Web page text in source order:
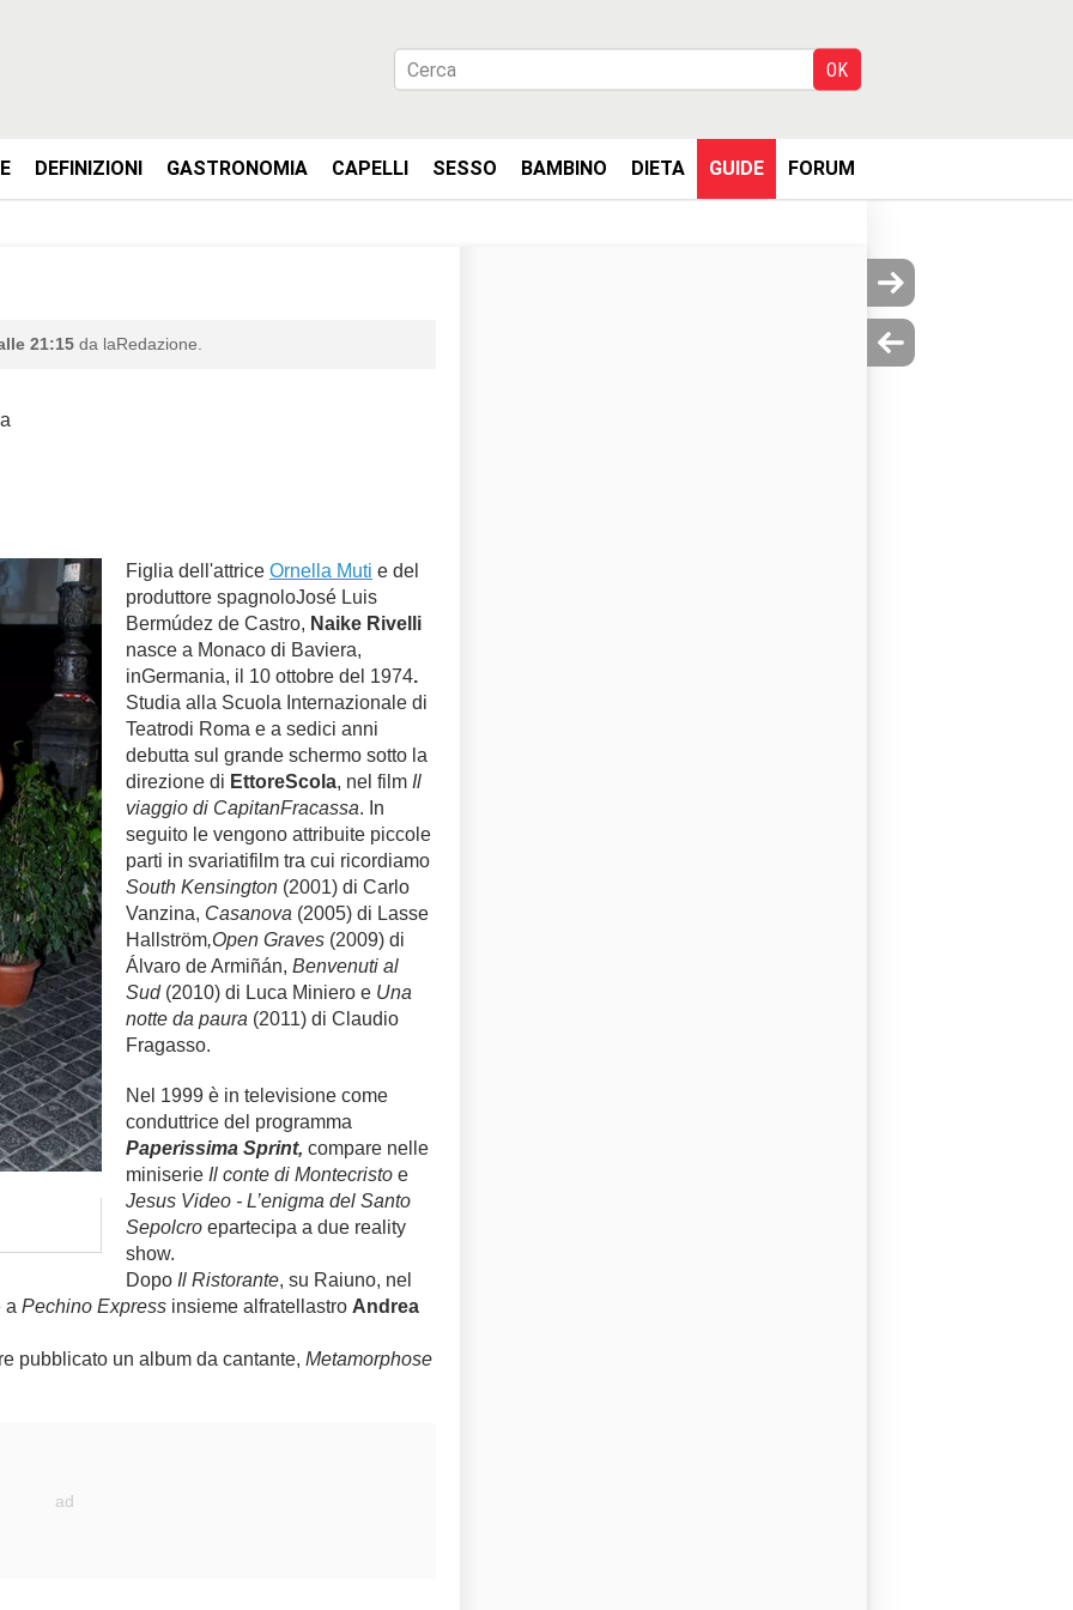
DEFINIZIONI GASTRONOMIA CAPELLI SESSO BAMBINO DIETA GUIDE FORUM
21:15 da laRedazione.
Figlia dell'attrice Ornella Muti e del
produttore spagnoloJosé Luis
Bermúdez de Castro, Naike Rivelli
nasce a Monaco di Baviera,
inGermania, il 10 ottobre del 1974.
Studia alla Scuola Internazionale di
Teatrodi Roma e a sedici anni
debutta sul grande schermo sotto la
direzione di EttoreScola, nel film Il
viaggio di CapitanFracassa. In
seguito le vengono attribuite piccole
parti in svariatifilm tra cui ricordiamo
South Kensington (2001) di Carlo
Vanzina, Casanova (2005) di Lasse
Hallström,Open Graves (2009) di
Álvaro de Armiñán, Benvenuti al
Sud (2010) di Luca Miniero e Una
notte da paura (2011) di Claudio
Fragasso.
Nel 1999 è in televisione come
conduttrice del programma
Paperissima Sprint, compare nelle
miniserie Il conte di Montecristo e
Jesus Video - L’enigma del Santo
Sepolcro epartecipa a due reality
show.
Dopo Il Ristorante, su Raiuno, nel
a Pechino Express insieme alfratellastro Andrea
pubblicato un album da cantante, Metamorphose